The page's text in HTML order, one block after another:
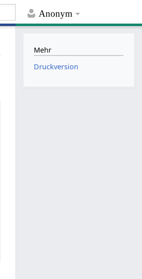
Anonym
Mehr
Druckversion